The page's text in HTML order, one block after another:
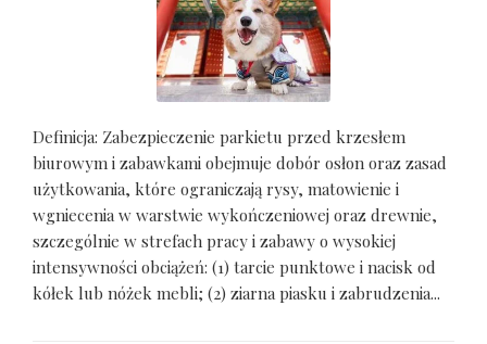
Definicja: Zabezpieczenie parkietu przed krzesłem
biurowym i zabawkami obejmuje dobór osłon oraz zasad
użytkowania, które ograniczają rysy, matowienie i
wgniecenia w warstwie wykończeniowej oraz drewnie,
szczególnie w strefach pracy i zabawy o wysokiej
intensywności obciążeń: (1) tarcie punktowe i nacisk od
kółek lub nóżek mebli; (2) ziarna piasku i zabrudzenia...